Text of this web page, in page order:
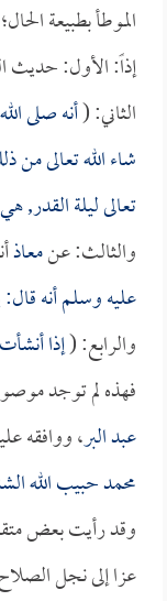
الموطأ بطبيعة
إذاً: الأول: حديث
الثاني: (أنه صلى
شاء الله تعالى من
تعالى ليلة
والثالث: عنمعاذ
عليه وسلم أنه
والرابع: (إذا
فهذه لم توجد
عبد البر، ووافقه
محمد حبيب الله
وقد رأيت بعض
عزا إلى نجل